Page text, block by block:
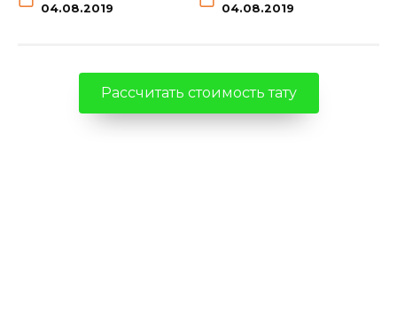
04.08.2019 04.08.2019
Рассчитать стоимость тату